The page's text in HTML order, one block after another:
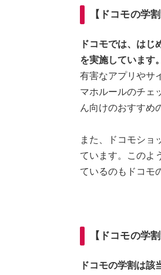
【ドコモの学
ドコモでは、は
を実施しています。
有害なアプリやサ
マホルールのチェ
ん向けのおすすめ
また、ドコモショ
ています。このよ
ているのもドコモ
【ドコモの学
ドコモの学割は該